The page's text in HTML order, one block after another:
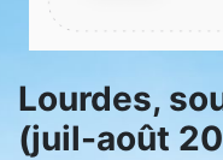
Lourdes,
(juil-août